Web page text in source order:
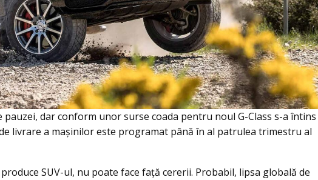
dar conform unor surse coada pentru noul G-Class s-a întins
livrare a maşinilor este programat până în al patrulea trimestru al
SUV-ul, nu poate face față cererii. Probabil, lipsa globală de